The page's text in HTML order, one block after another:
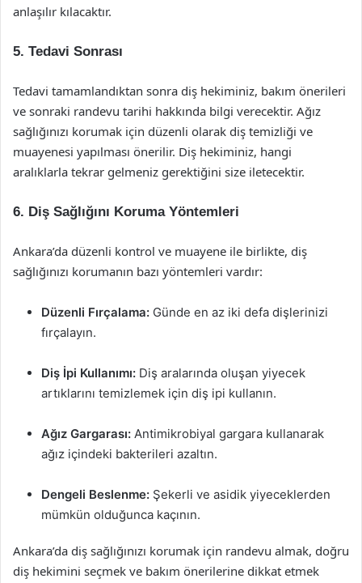
anlaşılır kılacaktır.
5. Tedavi Sonrası
Tedavi tamamlandıktan sonra diş hekiminiz, bakım önerileri
ve sonraki randevu tarihi hakkında bilgi verecektir. Ağız
sağlığınızı korumak için düzenli olarak diş temizliği ve
muayenesi yapılması önerilir. Diş hekiminiz, hangi
aralıklarla tekrar gelmeniz gerektiğini size iletecektir.
6. Diş Sağlığını Koruma Yöntemleri
Ankara’da düzenli kontrol ve muayene ile birlikte, diş
sağlığınızı korumanın bazı yöntemleri vardır:
Düzenli Fırçalama: Günde en az iki defa dişlerinizi
fırçalayın.
Diş İpi Kullanımı: Diş aralarında oluşan yiyecek
artıklarını temizlemek için diş ipi kullanın.
Ağız Gargarası: Antimikrobiyal gargara kullanarak
ağız içindeki bakterileri azaltın.
Dengeli Beslenme: Şekerli ve asidik yiyeceklerden
mümkün olduğunca kaçının.
Ankara’da diş sağlığınızı korumak için randevu almak, doğru
diş hekimini seçmek ve bakım önerilerine dikkat etmek